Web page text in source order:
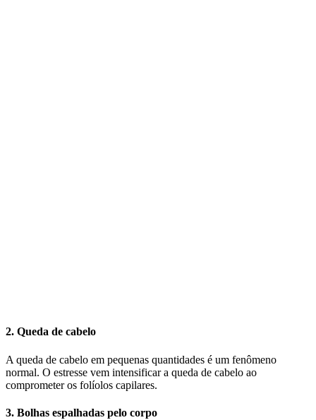
2. Queda de cabelo
A queda de cabelo em pequenas quantidades é um fenômeno
normal. O estresse vem intensificar a queda de cabelo ao
comprometer os folíolos capilares.
3. Bolhas espalhadas pelo corpo